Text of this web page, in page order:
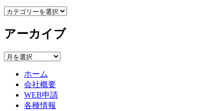
カ
ゴ
ー
アーカイブ
ア
ホーム
会社概要
WEB申請
各種情報